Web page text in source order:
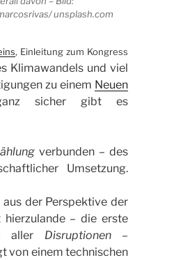
unsplash.com
, Einleitung zum Kongress
Klimawandels und viel
zu einem Neuen
sicher gibt es
verbunden – des
Umsetzung.
aus der Perspektive der
hierzulande – die erste
aller Disruptionen–
von einem technischen